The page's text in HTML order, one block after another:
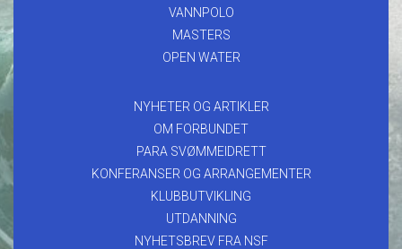
VANNPOLO
MASTERS
OPEN WATER
NYHETER OG ARTIKLER
OM FORBUNDET
PARA SVØMMEIDRETT
KONFERANSER OG ARRANGEMENTER
KLUBBUTVIKLING
UTDANNING
NYHETSBREV FRA NSF